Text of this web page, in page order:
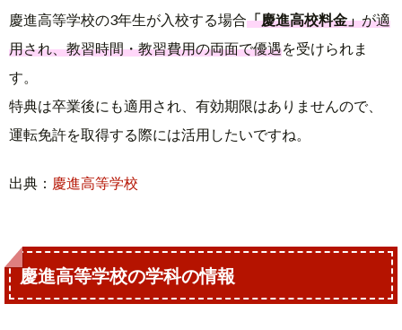
慶進高等学校の3年生が入校する場合「慶進高校料金」が適
用され、教習時間・教習費用の両面で優遇を受けられま
す。
特典は卒業後にも適用され、有効期限はありませんので、
運転免許を取得する際には活用したいですね。
出典： 慶進高等学校
慶進高等学校の学科の情報